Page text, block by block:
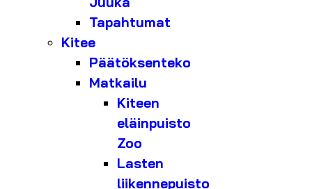
Tapahtumat
Kitee
Päätöksenteko
Matkailu
Kiteen
eläinpuisto
Zoo
Lasten
liikennepuisto